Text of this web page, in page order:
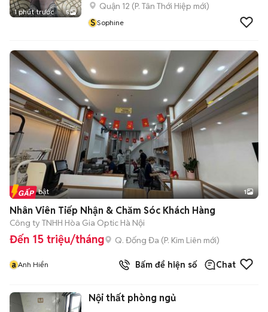
1 phút trước 5
Quận 12 (P. Tân Thới Hiệp mới)
S Sophine
Tin nổi bật 1
Nhân Viên Tiếp Nhận & Chăm Sóc Khách Hàng
Công ty TNHH Hòa Gia Optic Hà Nội
Đến 15 triệu/tháng Q. Đống Đa (P. Kim Liên mới)
a Anh Hiển Bấm để hiện số Chat
Nội thất phòng ngủ